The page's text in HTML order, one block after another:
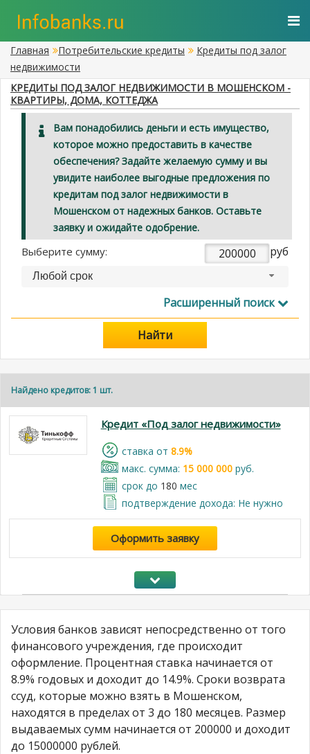
Главная Потребительские кредиты
Кредиты под залог
недвижимости
КРЕДИТЫ ПОД ЗАЛОГ НЕДВИЖИМОСТИ В МОШЕНСКОМ -
КВАРТИРЫ, ДОМА, КОТТЕДЖА
Вам понадобились деньги и есть имущество,
которое можно предоставить в качестве
обеспечения? Задайте желаемую сумму и вы
увидите наиболее выгодные предложения по
кредитам под залог недвижимости в
Мошенском от надежных банков. Оставьте
заявку и ожидайте одобрение.
Выберите сумму: руб
Любой срок
Расширенный поиск
Найти
Найдено кредитов: 1 шт.
Кредит «Под залог недвижимости»
cтавка от 8.9%
макс. сумма: 15 000 000руб.
срок до 180 мес
подтверждение дохода: Не нужно
Оформить заявку
Условия банков зависят непосредственно от того
финансового учреждения, где происходит
оформление. Процентная ставка начинается от
8.9% годовых и доходит до 14.9%. Сроки возврата
ссуд, которые можно взять в Мошенском,
находятся в пределах от 3 до 180 месяцев. Размер
выдаваемых сумм начинается от 200000 и доходит
до 15000000 рублей.